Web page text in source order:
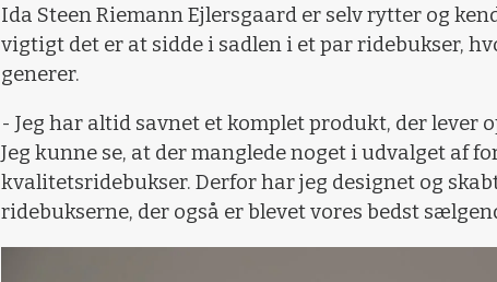
Ida Steen Riemann Ejlersgaard er selv rytter og
vigtigt det er at sidde i sadlen i et par ridebukser,
generer.
- Jeg har altid savnet et komplet produkt, der lever
Jeg kunne se, at der manglede noget i udvalget af
kvalitetsridebukser. Derfor har jeg designet og
ridebukserne, der også er blevet vores bedst